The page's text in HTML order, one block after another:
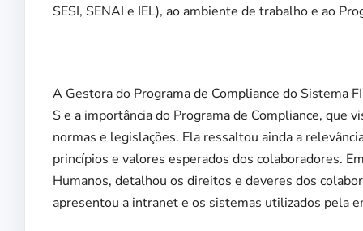
SESI, SENAI e IEL), ao ambiente de trabalho e ao
A Gestora do Programa de Compliance do Sistema
S e a importância do Programa de Compliance, que
normas e legislações. Ela ressaltou ainda a
princípios e valores esperados dos colaboradores.
Humanos, detalhou os direitos e deveres dos
apresentou a intranet e os sistemas utilizados pela